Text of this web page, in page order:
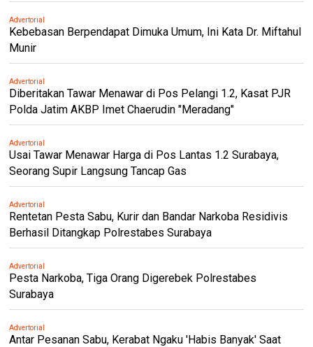
Advertorial
Kebebasan Berpendapat Dimuka Umum, Ini Kata Dr. Miftahul
Munir
Advertorial
Diberitakan Tawar Menawar di Pos Pelangi 1.2, Kasat PJR
Polda Jatim AKBP Imet Chaerudin "Meradang"
Advertorial
Usai Tawar Menawar Harga di Pos Lantas 1.2 Surabaya,
Seorang Supir Langsung Tancap Gas
Advertorial
Rentetan Pesta Sabu, Kurir dan Bandar Narkoba Residivis
Berhasil Ditangkap Polrestabes Surabaya
Advertorial
Pesta Narkoba, Tiga Orang Digerebek Polrestabes
Surabaya
Advertorial
Antar Pesanan Sabu, Kerabat Ngaku 'Habis Banyak' Saat